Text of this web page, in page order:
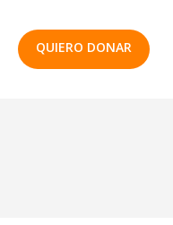
QUIERO DONAR